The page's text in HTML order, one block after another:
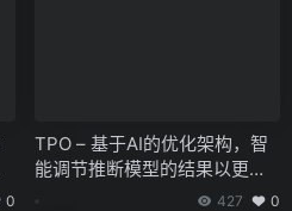
0
TPO – 基于AI的优化架构，智
能调节推断模型的结果以更好
427 0